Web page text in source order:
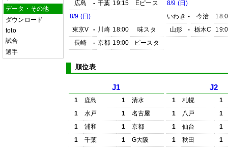
データ・その他
ダウンロード
toto
試合
選手
広島
- 千葉 19:15
Eピース
8/9 (日)
東京V
- 川崎 18:00
味スタ
長崎
- 京都 19:00 ピースタ
8/9 (日)
いわき - 今治
山形
- 栃木C
順位表
J1
1 鹿島 1
清水
1
水戸 1
名古屋
1
浦和 1
京都
1
千葉 1
G大阪
J2
1 札幌
1
1
八戸
1
1
仙台
1
1
秋田
1